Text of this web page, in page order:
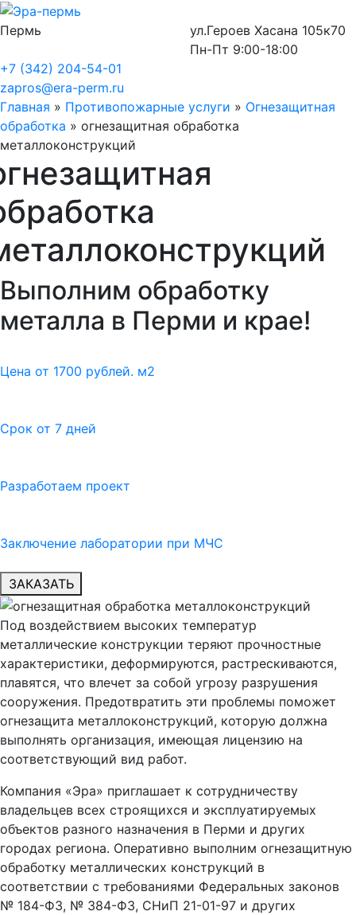
+7 (342) 204-54-01
zapros@era-perm.ru
Пермь
ул.Героев Хасана 105к70
Пн-Пт 9:00-18:00
Главная » Противопожарные услуги » Огнезащитная
обработка » огнезащитная обработка
металлоконструкций
Выполним обработку
металла в Перми и крае!
Цена от 1700 рублей. м2
Срок от 7 дней
Разработаем проект
Заключение лаборатории при МЧС
ЗАКАЗАТЬ
Под воздействием высоких температур
металлические конструкции теряют прочностные
характеристики, деформируются, растрескиваются,
плавятся, что влечет за собой угрозу разрушения
сооружения. Предотвратить эти проблемы поможет
огнезащита металлоконструкций, которую должна
выполнять организация, имеющая лицензию на
соответствующий вид работ.
Компания «Эра» приглашает к сотрудничеству
владельцев всех строящихся и эксплуатируемых
объектов разного назначения в Перми и других
городах региона. Оперативно выполним огнезащитную
обработку металлических конструкций в
соответствии с требованиями Федеральных законов
№ 184-ФЗ, № 384-ФЗ, СНиП 21-01-97 и других